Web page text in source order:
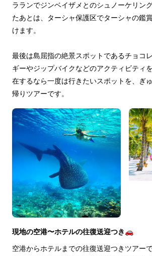
ラランでジンベイザメとのシュノーケリン
たあとは、ターシャ保護区でターシャの鑑
けます。
最後は島屈指の絶景スポットであるチョコ
ギーやジップバイクなどのアクティビティ
在するなら一度は行きたいスポットを、ぎ
帰りツアーです。
現地の空港〜ホテルの往復送迎つき🚗
空港からホテルまでの往復送迎つきツアー